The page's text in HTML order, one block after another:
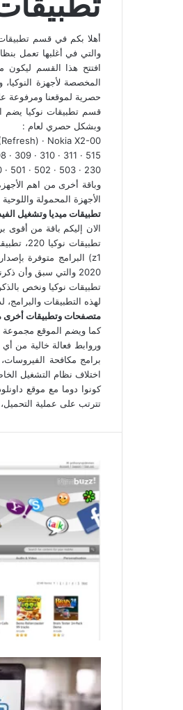
والتي في أغلبها تعمل
افتتح هذا القسم ليكون
المخصصة لأجهزة
حصرية لموقعنا ومرفوعة
قسم تطبيقات نوكيا يضم
وبشكل حصري لعام :
· Nokia X2-00
309 · 310 · 311 · 515
· 501 · 502 · 503 · 230
وباقة أخرى من اهم
الأجهزة المحمولة
تطبيقات ميديا وتشغيل
2020 والتي سبق وأن ذكرنا مسميات لعينة من أهم أجهزتها.
تطبيقات نوكيا ونخص
لهذه التطبيقات
متصفحات وتطبيقات أخرى
وروابط فعالة خالية من
برامج مكافحة
اختلاف نظام التشغيل
تترتب على عملية